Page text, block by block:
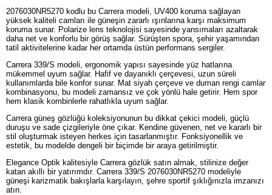
2076030NR5270 kodlu bu Carrera modeli, UV400 koruma sağlayan
yüksek kaliteli camları ile güneşin zararlı ışınlarına karşı maksimum
koruma sunar. Polarize lens teknolojisi sayesinde yansımaları azaltarak
daha net ve konforlu bir görüş sağlar. Sürüşten spora, şehir yaşamından
tatil aktivitelerine kadar her ortamda üstün performans sergiler.
Carrera 339/S modeli, ergonomik yapısı sayesinde yüz hatlarına
mükemmel uyum sağlar. Hafif ve dayanıklı çerçevesi, uzun süreli
kullanımlarda bile konfor sunar. Mat siyah çerçeve ve duman rengi camlar
kombinasyonu, bu modeli zamansız ve çok yönlü hale getirir. Hem spor
hem klasik kombinlerle rahatlıkla uyum sağlar.
Carrera güneş gözlüğü koleksiyonunun bu dikkat çekici modeli, güçlü
duruşu ve sade çizgileriyle öne çıkar. Kendine güvenen, net ve kararlı bir
stil oluşturmak isteyen herkes için tasarlanmıştır. Fonksiyonellik ve
estetik, bu modelde dengeli bir biçimde bir araya getirilmiştir.
Elegance Optik kalitesiyle Carrera gözlük satın almak, stilinize değer
katan akıllı bir yatırımdır. Carrera 339/S 2076030NR5270 modeliyle
güneşi karizmatik bakışlarla karşılayın, şehre sportif şıklığınızla imzanızı
atın.